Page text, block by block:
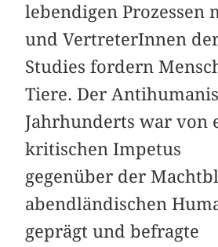
lebendigen Prozessen
und VertreterInnen
Studies fordern
Tiere. Der
Jahrhunderts war von
kritischen Impetus
gegenüber der
abendländischen
geprägt und befragte